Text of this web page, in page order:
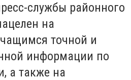
службы районного
на
точной и
информации по
а также на